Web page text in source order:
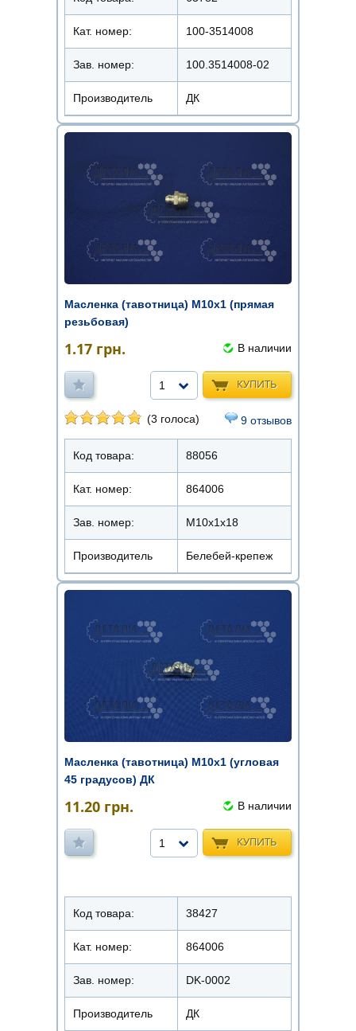
Кат. номер: 100-3514008
Зав. номер: 100.3514008-02
Производитель ДК
Масленка (тавотница) М10х1 (прямая
резьбовая)
1.17 грн. В наличии
КУПИТЬ
1
(3 голоса) 9 отзывов
Код товара: 88056
Кат. номер: 864006
Зав. номер: М10х1х18
Производитель Белебей-крепеж
Масленка (тавотница) М10х1 (угловая
45 градусов) ДК
11.20 грн. В наличии
КУПИТЬ
1
Код товара: 38427
Кат. номер: 864006
Зав. номер: DK-0002
Производитель ДК